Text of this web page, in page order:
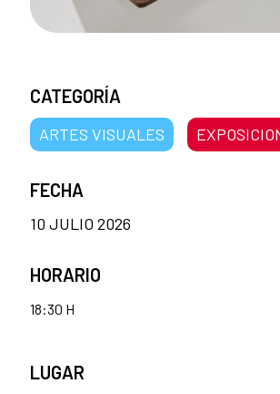
CATEGORÍA
ARTES VISUALES
FECHA
10 JULIO 2026
HORARIO
18:30 H
LUGAR